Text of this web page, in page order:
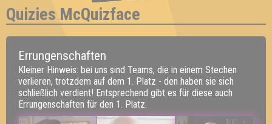
Quizies McQuizface
Errungenschaften
Kleiner Hinweis: bei uns sind Teams, die in einem Stechen
verlieren, trotzdem auf dem 1. Platz - den haben sie sich
schließlich verdient! Entsprechend gibt es für diese auch
Errungenschaften für den 1. Platz.